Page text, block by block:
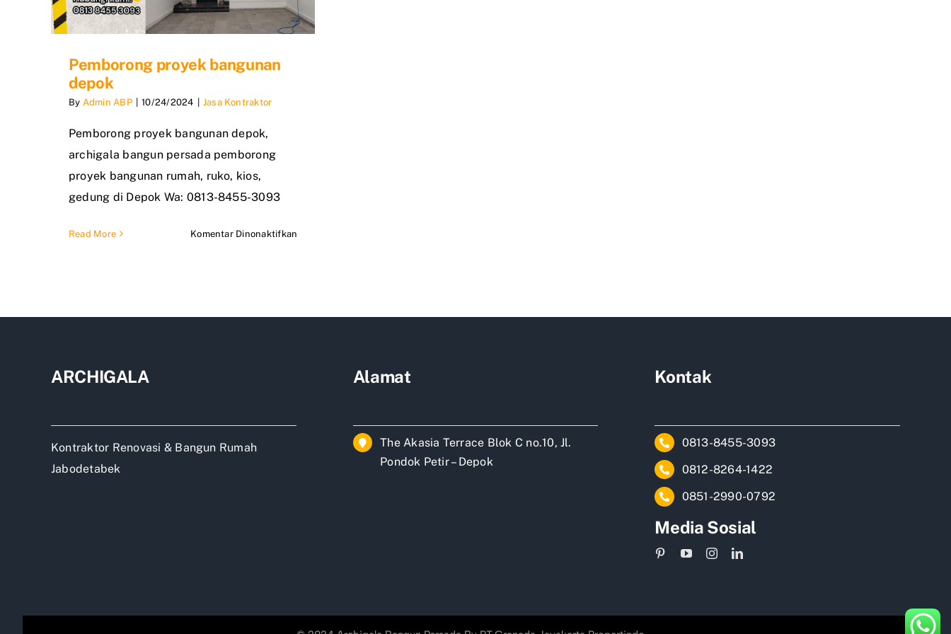
Pemborong proyek bangunan
depok
By Admin ABP 10/24/2024 Jasa Kontraktor
Pemborong proyek bangunan depok,
archigala bangun persada pemborong
proyek bangunan rumah, ruko, kios,
gedung di Depok Wa: 0813-8455-3093
Read More Komentar Dinonaktifkan
ARCHIGALA
Kontraktor Renovasi & Bangun Rumah
Jabodetabek
Alamat
The Akasia Terrace Blok C no.10, Jl.
Pondok Petir – Depok
Kontak
0813-8455-3093
0812-8264-1422
0851-2990-0792
Media Sosial